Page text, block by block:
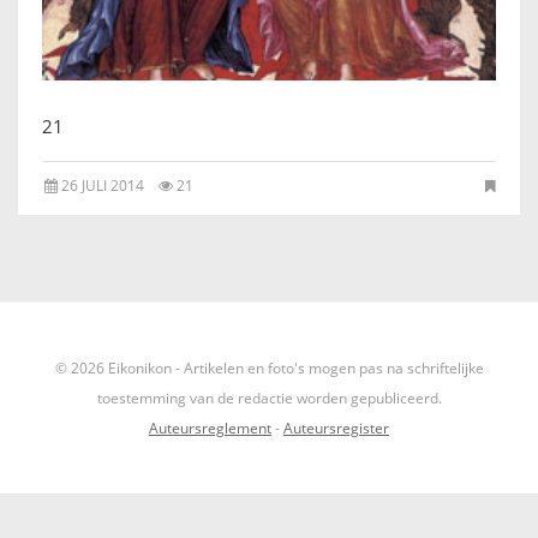
IKONEN, EEN INTRODUCTIE
OVER DE STICHTING
MATERIALEN
21
26 JULI 2014 21
© 2026 Eikonikon - Artikelen en foto's mogen pas na schriftelijke
toestemming van de redactie worden gepubliceerd.
Auteursreglement-Auteursregister